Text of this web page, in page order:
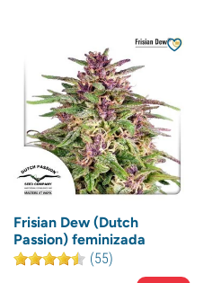
Frisian Dew (Dutch
Passion) feminizada
(55)